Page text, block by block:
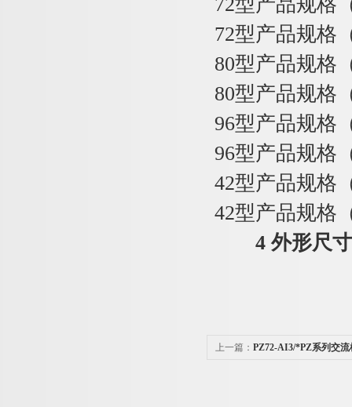
72型产品规格
80型产品规格
80型产品规格
96型产品规格
96型产品规格
42型产品规格
42型产品规格
4 外形尺寸
上一篇： PZ72-AI3/*PZ系列交流